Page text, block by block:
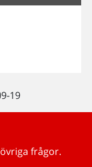
19
frågor.